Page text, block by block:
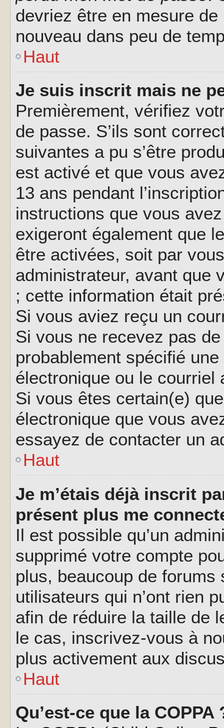
devriez être en mesure
nouveau dans peu de
Haut
Je suis inscrit mais ne
Premièrement, vérifiez
de passe. S’ils sont
suivantes a pu s’être
est activé et que vous
13 ans pendant
instructions que vous
exigeront également que
être activées, soit par
administrateur, avant que
; cette information était
Si vous aviez reçu un
Si vous ne recevez pas
probablement spécifié
électronique ou le courriel
Si vous êtes certain(e)
électronique que vous
essayez de contacter un
Haut
Je m’étais déjà inscrit
présent plus me
Il est possible qu’un
supprimé votre compte
plus, beaucoup de
utilisateurs qui n’ont rien
afin de réduire la taille de
le cas, inscrivez-vous à
plus activement aux
Haut
Qu’est-ce que la COPPA